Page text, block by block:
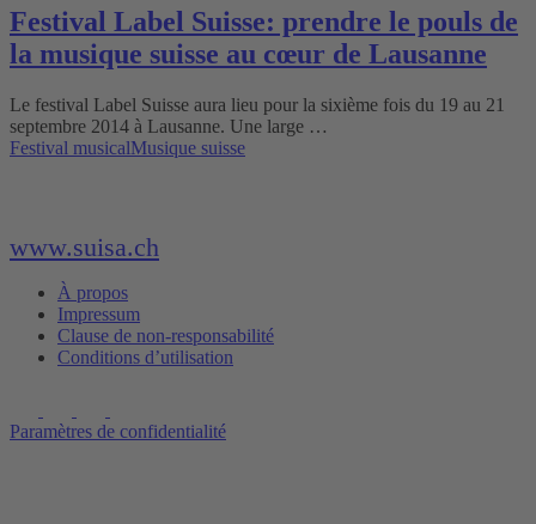
Festival Label Suisse: prendre le pouls de
la musique suisse au cœur de Lausanne
Le festival Label Suisse aura lieu pour la sixième fois du 19 au 21
septembre 2014 à Lausanne. Une large …
Festival musicalMusique suisse
www.suisa.ch
À propos
Impressum
Clause de non-responsabilité
Conditions d’utilisation
Paramètres de confidentialité